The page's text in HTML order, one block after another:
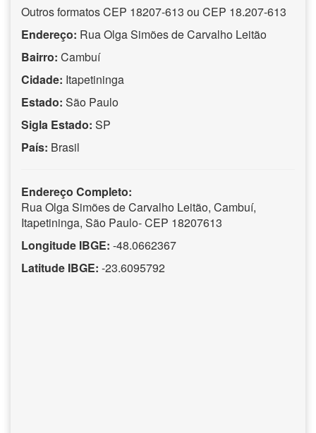
Outros formatos CEP 18207-613 ou CEP 18.207-613
Endereço: Rua Olga Simões de Carvalho Leitão
Bairro: Cambuí
Cidade: Itapetininga
Estado: São Paulo
Sigla Estado: SP
País: Brasil
Endereço Completo:
Rua Olga Simões de Carvalho Leitão, Cambuí,
Itapetininga, São Paulo- CEP 18207613
Longitude IBGE: -48.0662367
Latitude IBGE: -23.6095792